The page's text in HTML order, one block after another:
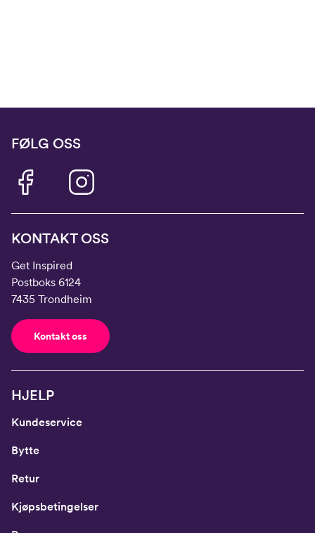
FØLG OSS
KONTAKT OSS
Get Inspired
Postboks 6124
7435 Trondheim
Kontakt oss
HJELP
Kundeservice
Bytte
Retur
Kjøpsbetingelser